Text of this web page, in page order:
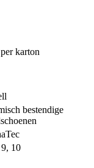
karton
bestendige
10